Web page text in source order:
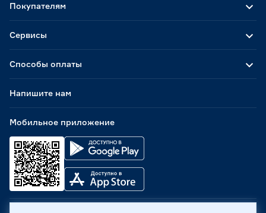
Способы оплаты
Мобильное приложение
Покупателям
Сервисы
Напишите нам